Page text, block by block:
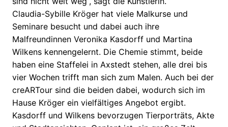
Claudia-Sybille Kröger hat viele Malkurse und
Seminare besucht und dabei auch ihre
Malfreundinnen Veronika Kasdorff und Martina
Wilkens kennengelernt. Die Chemie stimmt, beide
haben eine Staffelei in Axstedt stehen, alle drei bis
vier Wochen trifft man sich zum Malen. Auch bei der
creARTour sind die beiden dabei, wodurch sich im
Hause Kröger ein vielfältiges Angebot ergibt.
Kasdorff und Wilkens bevorzugen Tierporträts, Akte